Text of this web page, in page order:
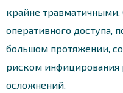
крайне
оперативного доступа,
большом протяжении,
риском инфицирования
осложнений.